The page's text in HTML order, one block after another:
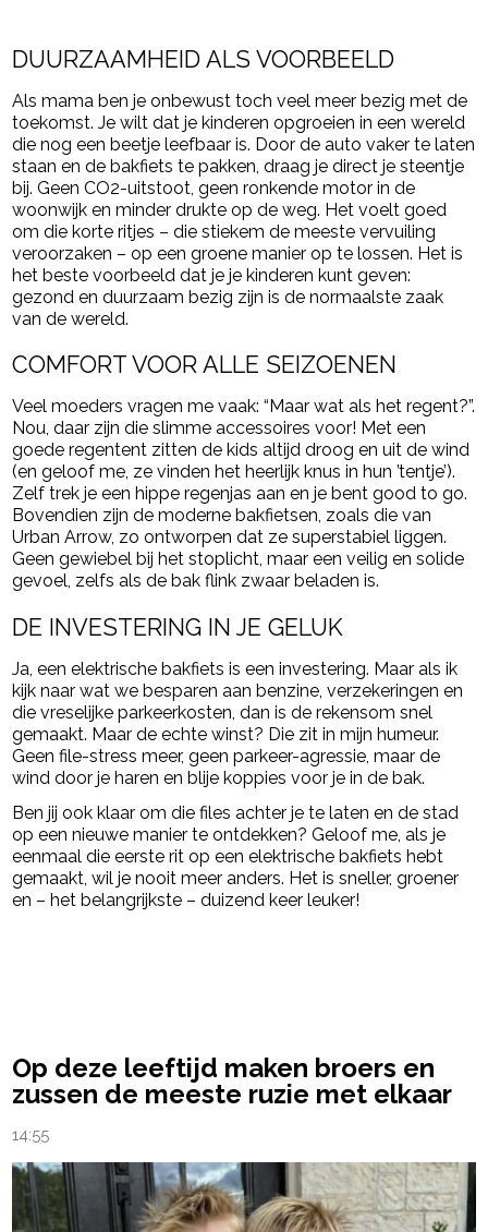
DUURZAAMHEID ALS VOORBEELD
Als mama ben je onbewust toch veel meer bezig met de
toekomst. Je wilt dat je kinderen opgroeien in een wereld
die nog een beetje leefbaar is. Door de auto vaker te laten
staan en de bakfiets te pakken, draag je direct je steentje
bij. Geen CO2-uitstoot, geen ronkende motor in de
woonwijk en minder drukte op de weg. Het voelt goed
om die korte ritjes – die stiekem de meeste vervuiling
veroorzaken – op een groene manier op te lossen. Het is
het beste voorbeeld dat je je kinderen kunt geven:
gezond en duurzaam bezig zijn is de normaalste zaak
van de wereld.
COMFORT VOOR ALLE SEIZOENEN
Veel moeders vragen me vaak: “Maar wat als het regent?”.
Nou, daar zijn die slimme accessoires voor! Met een
goede regentent zitten de kids altijd droog en uit de wind
(en geloof me, ze vinden het heerlijk knus in hun ’tentje’).
Zelf trek je een hippe regenjas aan en je bent good to go.
Bovendien zijn de moderne bakfietsen, zoals die van
Urban Arrow, zo ontworpen dat ze superstabiel liggen.
Geen gewiebel bij het stoplicht, maar een veilig en solide
gevoel, zelfs als de bak flink zwaar beladen is.
DE INVESTERING IN JE GELUK
Ja, een elektrische bakfiets is een investering. Maar als ik
kijk naar wat we besparen aan benzine, verzekeringen en
die vreselijke parkeerkosten, dan is de rekensom snel
gemaakt. Maar de echte winst? Die zit in mijn humeur.
Geen file-stress meer, geen parkeer-agressie, maar de
wind door je haren en blije koppies voor je in de bak.
Ben jij ook klaar om die files achter je te laten en de stad
op een nieuwe manier te ontdekken? Geloof me, als je
eenmaal die eerste rit op een elektrische bakfiets hebt
gemaakt, wil je nooit meer anders. Het is sneller, groener
en – het belangrijkste – duizend keer leuker!
Op deze leeftijd maken broers en
zussen de meeste ruzie met elkaar
14:55